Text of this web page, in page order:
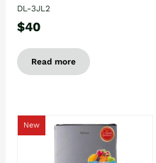
DL-3JL2
$40
Read more
New